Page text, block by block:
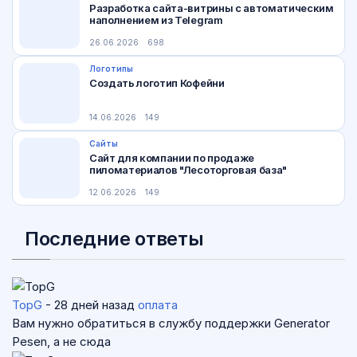
Разработка сайта-витрины с автоматическим
наполнением из Telegram
26.06.2026 698
Логотипы
Создать логотип Кофейни
14.06.2026 149
Сайты
Сайт для компании по продаже
пиломатериалов "Лесоторговая база"
12.06.2026 149
Последние ответы
TopG - 28 дней назад оплата
Вам нужно обратиться в службу поддержки Generator
Pesen, а не сюда